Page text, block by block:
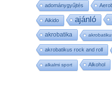
adománygyűjtés
Aikido ajánló
akrobatika
akrobatikus rock and roll
alkalmi sport Alkohol